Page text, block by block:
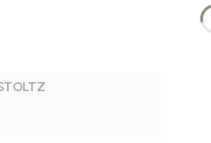
Dodaj do koszyka